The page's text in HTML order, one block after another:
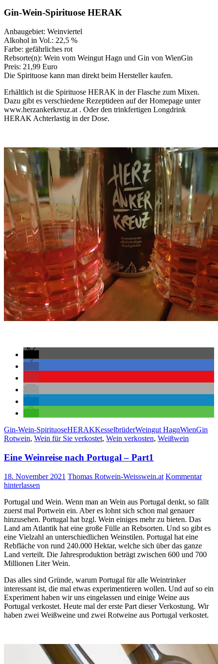
Gin-Wein-Spirituose HERAK
Anbaugebiet: Weinviertel
Alkohol in Vol.: 22,5 %
Farbe: gefährliches rot
Rebsorte(n): Wein vom Weingut Hagn und Gin von WienGin
Preis: 21,99 Euro
Die Spirituose kann man direkt beim Hersteller kaufen.
Erhältlich ist die Spirituose HERAK in der Flasche zum Mixen.
Dazu gibt es verschiedene Rezeptideen auf der Homepage unter
www.herzankerkreuz.at . Oder den trinkfertigen Longdrink
HERAK Achterlastig in der Dose.
Gin-Wein-SpirituoseHERAKKesselbrüderWeingut HagnWienGin
Rotwein, Wein für Sie verkostet, Wein verkosten, Weißwein
Eine Weinreise nach Portugal – Part1
18. November 2021 Thomas Rotwein-Weisswein.at Kommentar
hinterlassen
Portugal und Wein. Wenn man an Wein aus Portugal denkt, so fällt
zuerst mal Portwein ein. Aber es lohnt sich schon mal genauer
hinzusehen. Portugal hat bzgl. Wein einiges mehr zu bieten. Das
Land am Atlantik hat eine große Fülle an Rebsorten. Und so gibt es
eine Vielzahl an unterschiedlichen Weinstilen. Portugal hat eine
Rebfläche von rund 240.000 Hektar, welche sich über das ganze
Land verteilt. Die Jahresproduktion beträgt zwischen 600 und 700
Millionen Liter Wein.
Das alles sind Gründe, warum Portugal für alle Weintrinker
interessant ist, die mal etwas experimentieren wollen. Und auf so ein
Experiment haben wir uns eingelassen und einige Weine aus
Portugal verkostet. Heute mal der erste Part dieser Verkostung. Wir
haben zwei Weißweine und zwei Rotweine aus Portugal verkostet.